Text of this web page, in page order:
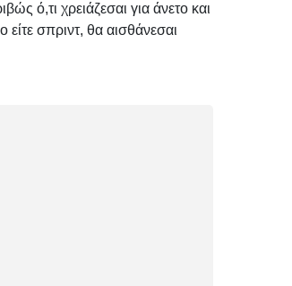
ό,τι χρειάζεσαι για άνετο και
είτε σπριντ, θα αισθάνεσαι